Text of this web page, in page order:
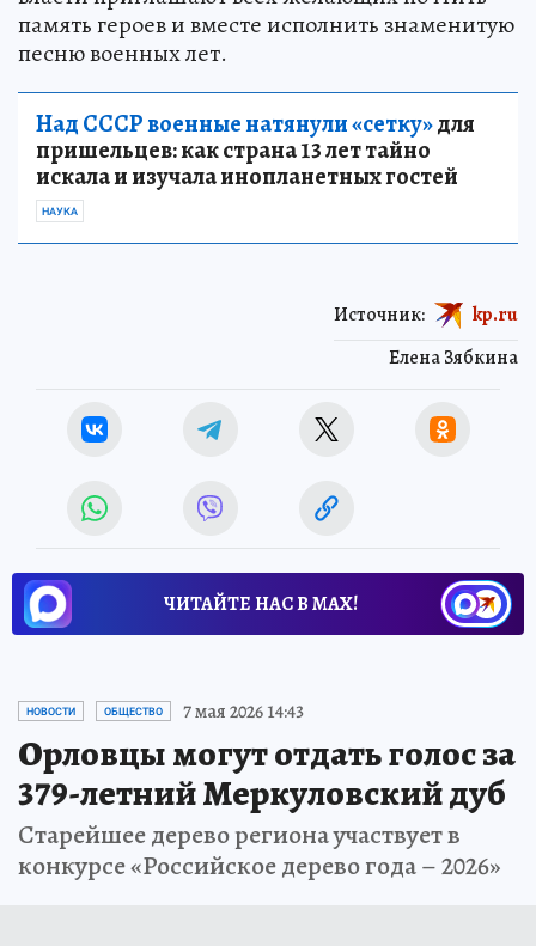
память героев и вместе исполнить знаменитую
песню военных лет.
Над СССР военные натянули «сетку»для
пришельцев: как страна 13 лет тайно
искала и изучала инопланетных гостей
НАУКА
Елена Зябкина
Источник: kp.ru
ЧИТАЙТЕ НАС В МАХ!
НОВОСТИ ОБЩЕСТВО 7 мая 2026 14:43
Орловцы могут отдать голос за
379-летний Меркуловский дуб
Старейшее дерево региона участвует в
конкурсе «Российское дерево года – 2026»